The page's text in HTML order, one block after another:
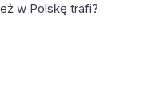
w Polskę trafi?